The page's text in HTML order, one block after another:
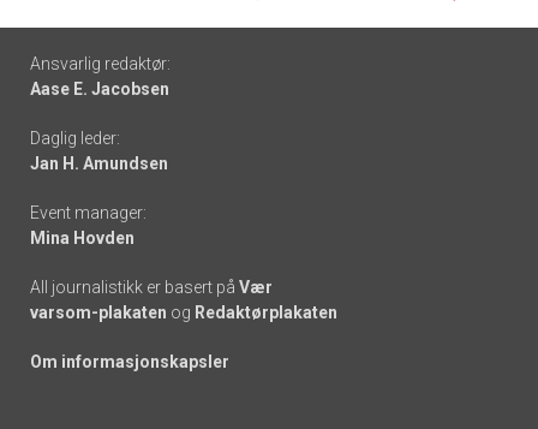
Footer
-
links
Ansvarlig redaktør:
Aase E. Jacobsen
Daglig leder:
Jan H. Amundsen
Event manager:
Mina Hovden
All journalistikk er basert på Vær
varsom-plakaten og Redaktørplakaten
Om informasjonskapsler